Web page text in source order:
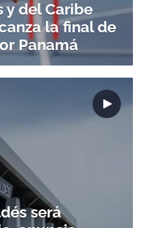
y del Caribe
la final de
Panamá
será